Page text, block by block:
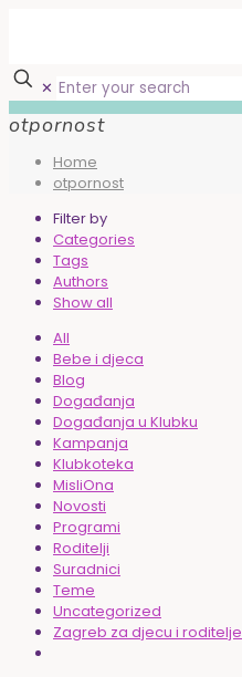
✕
otpornost
Home
otpornost
Filter by
Categories
Tags
Authors
Show all
All
Bebe i djeca
Blog
Događanja
Događanja u Klubku
Kampanja
Klubkoteka
MisliOna
Novosti
Programi
Roditelji
Suradnici
Teme
Uncategorized
Zagreb za djecu i roditelje